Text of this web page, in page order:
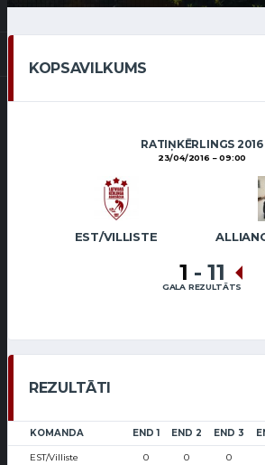
KOPSAVILKUMS
RATIŅKĒRLINGS 2016
23/04/2016 09:00
EST/VILLISTE
1 - 11
GALA REZULTĀTS
REZULTĀTI
KOMANDA END 1 END 2 END 3
EST/Villiste 0 0 0